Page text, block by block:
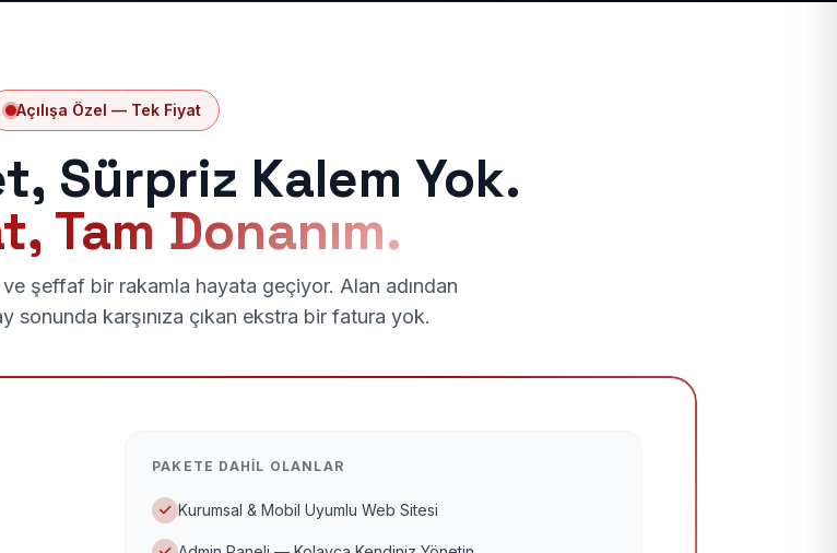
Açılışa Özel — Tek Fiyat
Sürpriz Kalem Yok.
Tam Donanım.
şeffaf bir rakamla hayata geçiyor. Alan adından
sonunda karşınıza çıkan ekstra bir fatura yok.
PAKETE DAHIL OLANLAR
Kurumsal & Mobil Uyumlu Web Sitesi